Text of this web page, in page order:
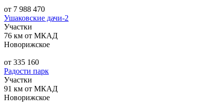
от 7 988 470
Ушаковские дачи-2
Участки
76 км от МКАД
Новорижское
от 335 160
Радости парк
Участки
91 км от МКАД
Новорижское